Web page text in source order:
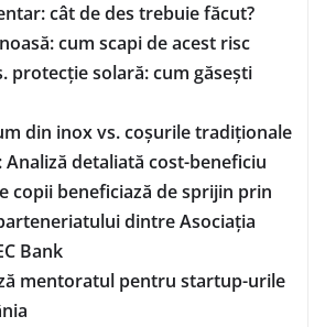
cât de des trebuie făcut?
cum scapi de acest risc
protecție solară: cum găsești
din inox vs. coșurile tradiționale
detaliată cost-beneficiu
copii beneficiază de sprijin prin
dintre Asociația
Bank
mentoratul pentru startup-urile